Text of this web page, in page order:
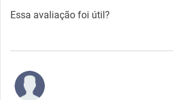
Essa avaliação foi útil?